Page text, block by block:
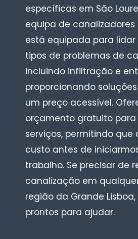
específicas em São
equipa de
está equipada para
tipos de problemas de
incluindo infiltração e
proporcionando
um preço acessível.
orçamento gratuito para
serviços, permitindo que
custo antes de
trabalho. Se precisar de
canalização em
região da Grande
prontos para ajudar.